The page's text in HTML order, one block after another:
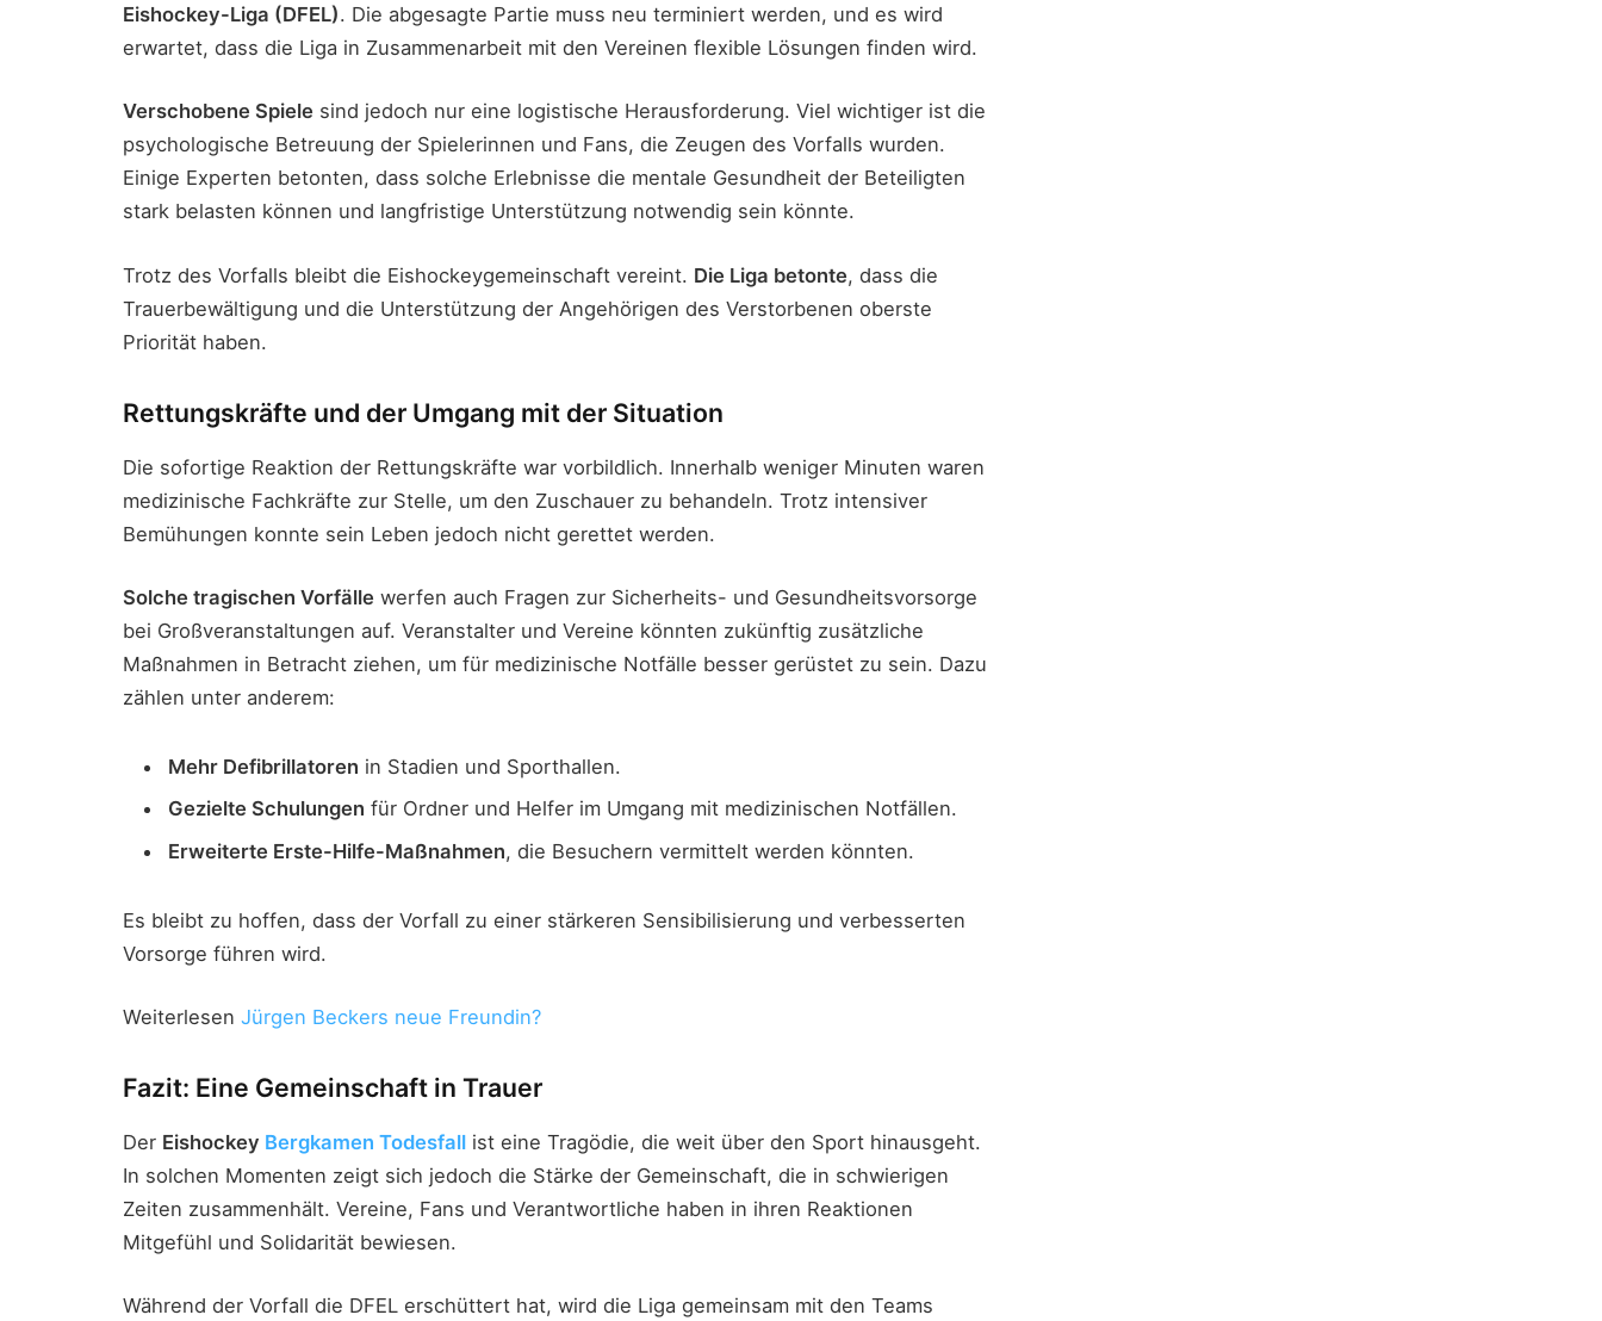
Eishockey-Liga (DFEL). Die abgesagte Partie muss neu terminiert werden, und es wird
erwartet, dass die Liga in Zusammenarbeit mit den Vereinen flexible Lösungen finden wird.
Verschobene Spiele sind jedoch nur eine logistische Herausforderung. Viel wichtiger ist die
psychologische Betreuung der Spielerinnen und Fans, die Zeugen des Vorfalls wurden.
Einige Experten betonten, dass solche Erlebnisse die mentale Gesundheit der Beteiligten
stark belasten können und langfristige Unterstützung notwendig sein könnte.
Trotz des Vorfalls bleibt die Eishockeygemeinschaft vereint. Die Liga betonte, dass die
Trauerbewältigung und die Unterstützung der Angehörigen des Verstorbenen oberste
Priorität haben.
Rettungskräfte und der Umgang mit der Situation
Die sofortige Reaktion der Rettungskräfte war vorbildlich. Innerhalb weniger Minuten waren
medizinische Fachkräfte zur Stelle, um den Zuschauer zu behandeln. Trotz intensiver
Bemühungen konnte sein Leben jedoch nicht gerettet werden.
Solche tragischen Vorfälle werfen auch Fragen zur Sicherheits- und Gesundheitsvorsorge
bei Großveranstaltungen auf. Veranstalter und Vereine könnten zukünftig zusätzliche
Maßnahmen in Betracht ziehen, um für medizinische Notfälle besser gerüstet zu sein. Dazu
zählen unter anderem:
Mehr Defibrillatoren in Stadien und Sporthallen.
Gezielte Schulungen für Ordner und Helfer im Umgang mit medizinischen Notfällen.
Erweiterte Erste-Hilfe-Maßnahmen, die Besuchern vermittelt werden könnten.
Es bleibt zu hoffen, dass der Vorfall zu einer stärkeren Sensibilisierung und verbesserten
Vorsorge führen wird.
Weiterlesen Jürgen Beckers neue Freundin?
Fazit: Eine Gemeinschaft in Trauer
Der Eishockey Bergkamen Todesfall ist eine Tragödie, die weit über den Sport hinausgeht.
In solchen Momenten zeigt sich jedoch die Stärke der Gemeinschaft, die in schwierigen
Zeiten zusammenhält. Vereine, Fans und Verantwortliche haben in ihren Reaktionen
Mitgefühl und Solidarität bewiesen.
Während der Vorfall die DFEL erschüttert hat, wird die Liga gemeinsam mit den Teams